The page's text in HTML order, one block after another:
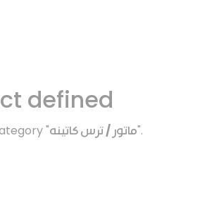
defined
"ماتور / ترس كاتينه".